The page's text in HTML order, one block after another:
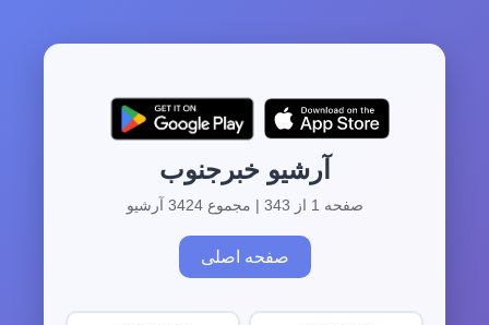
آرشیو خبرجنوب
صفحه 1 از 343 | مجموع 3424 آرشیو
صفحه اصلی